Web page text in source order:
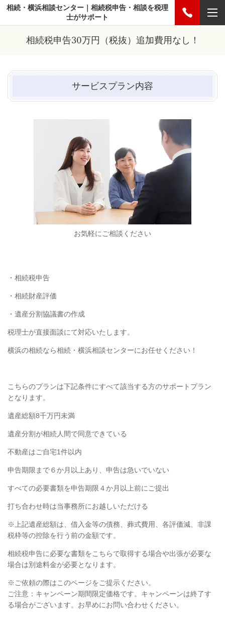
相続・横浜相談センター｜相続税申告・相談を税理
士がサポート
相続税申告30万円（税抜）追加費用なし！
サービスプラン内容
お気軽にご相談ください
・相続税申告
・相続財産評価
・遺産分割協議書の作成
税理士が直接面談にて対応いたします。
横浜の相続なら相続・横浜相談センターにお任せください！
こちらのプランは下記条件にすべて該当する方のサポートプラン
となります。
遺産総額8千万円未満
遺産分割が相続人間で同意できている
不動産はご自宅1件以内
申告期限まで６か月以上あり、申告は急いでいない
すべての必要書類を申告期限４か月以上前にご提出
打ち合わせ時は当事務所にお越しいただける
※上記遺産総額は、借入金等の債務、葬式費用、各評価減、非課
税枠等の控除を行う前の金額です。
相続税申告に必要な書類をこちらで取得する場合や出張が必要な
場合は別途料金が必要となります。
※ご依頼の際はこのページをご提示ください。
ご注意：キャンペーン期間限定価格です。キャンペーンは終了す
る場合がございます。お早めにお問い合わせください。